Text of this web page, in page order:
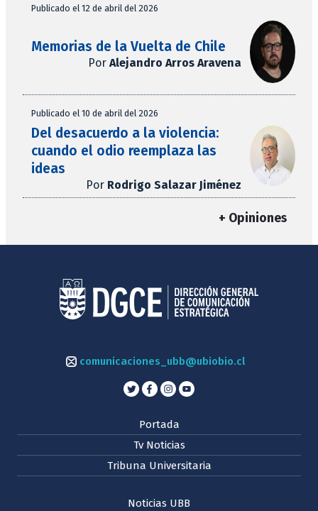
Publicado el 12 de abril del 2026
Memorias de la Vuelta de Chile
Por Alejandro Arros Aravena
Publicado el 10 de abril del 2026
Del desacuerdo a la violencia:
cuando el odio reemplaza las
ideas
Por Rodrigo Salazar Jiménez
+ Opiniones
comunicaciones_ubb@ubiobio.cl
Portada
Tv Noticias
Tribuna Universitaria
Noticias UBB